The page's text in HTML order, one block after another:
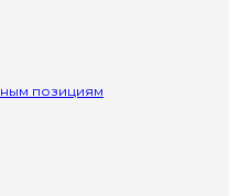
позициям